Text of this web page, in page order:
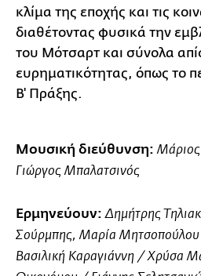
κλίμα της εποχής και τις
διαθέτοντας φυσικά την
του Μότσαρτ και σύνολα
ευρηματικότητας, όπως το
Β' Πράξης.
Μουσική διεύθυνση:
Γιώργος Μπαλατσινός
Ερμηνεύουν: Δημήτρης
Σούρμπης, Μαρία
Βασιλική Καραγιάννη / Χρύσα